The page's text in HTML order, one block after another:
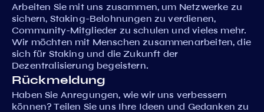
Arbeiten Sie mit uns zusammen, um Netzwerke zu
sichern, Staking-Belohnungen zu verdienen,
Community-Mitglieder zu schulen und vieles mehr.
Wir möchten mit Menschen zusammenarbeiten, die
sich für Staking und die Zukunft der
Dezentralisierung begeistern.
Rückmeldung
Haben Sie Anregungen, wie wir uns verbessern
können? Teilen Sie uns Ihre Ideen und Gedanken zu